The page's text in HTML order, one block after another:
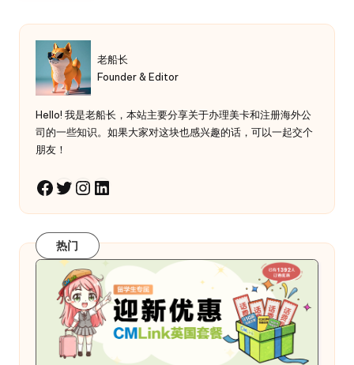
老船长
Founder & Editor
Hello! 我是老船长，本站主要分享关于办理美卡和注册海外公
司的一些知识。如果大家对这块也感兴趣的话，可以一起交个
朋友！
Facebook
Twitter
Instagram
LinkedIn
热门